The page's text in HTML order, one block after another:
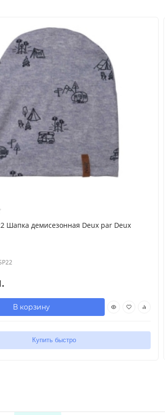
Шапка демисезонная Deux par Deux
В корзину
Купить быстро